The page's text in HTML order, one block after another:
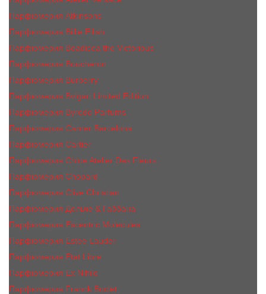
Парфюмерия Atkinsons
Парфюмерия Billie Eilish
Парфюмерия Boadicea the Victorious
Парфюмерия Boucheron
Парфюмерия Burberry
Парфюмерия Bvlgari Limited Edition
Парфюмерия Byredo Parfums
Парфюмерия Carner Barcelona
Парфюмерия Cartier
Парфюмерия Chloe Atelier Des Fleurs
Парфюмерия Сhopard
Парфюмерия Clive Christian
Парфюмерия Дольче & Габбана
Парфюмерия Escentric Molecules
Парфюмерия Estee Lаudеr
Парфюмерия Etat Libre
Парфюмерия Ex Nihilo
Парфюмерия Franck Boclet